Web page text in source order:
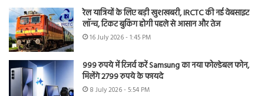
रेल यात्रियों के लिए बड़ी खुशखबरी, IRCTC की नई वेबसाइट
लॉन्च, टिकट बुकिंग होगी पहले से आसान और तेज
16 July 2026 - 1:45 PM
999 रुपये में रिजर्व करें Samsung का नया फोल्डेबल फोन,
मिलेंगे 2799 रुपये के फायदे
8 July 2026 - 5:54 PM